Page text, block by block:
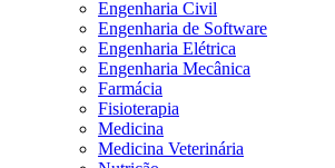
Engenharia Civil
Engenharia de Software
Engenharia Elétrica
Engenharia Mecânica
Farmácia
Fisioterapia
Medicina
Medicina Veterinária